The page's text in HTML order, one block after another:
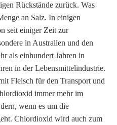
Rückstände zurück. Was
an Salz. In einigen
seit einiger Zeit zur
in Australien und den
als einhundert Jahren in
in der Lebensmittelindustrie.
Fleisch für den Transport und
immer mehr im
wenn es um die
Chlordioxid wird auch zum